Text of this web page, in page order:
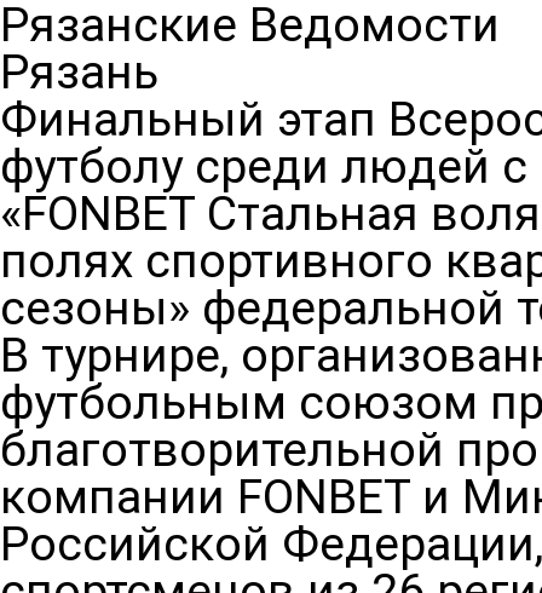
Рязанские Ведомости
Рязань
Финальный этап
футболу среди людей
«FONBET Стальная
полях спортивного
сезоны» федеральной
В турнире,
футбольным союзом
благотворительной
компании FONBET и
Российской